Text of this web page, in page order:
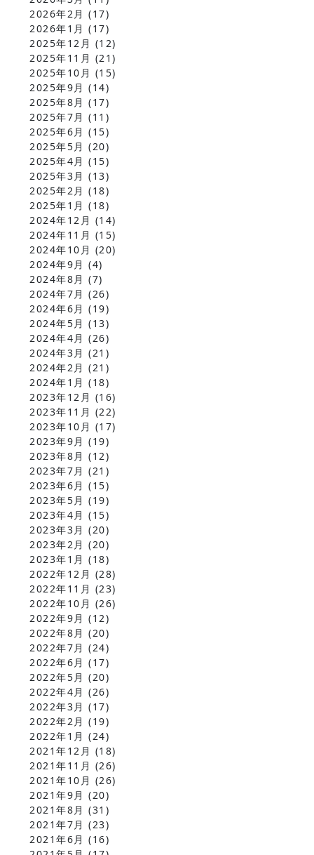
2026年2月 (17)
2026年1月 (17)
2025年12月 (12)
2025年11月 (21)
2025年10月 (15)
2025年9月 (14)
2025年8月 (17)
2025年7月 (11)
2025年6月 (15)
2025年5月 (20)
2025年4月 (15)
2025年3月 (13)
2025年2月 (18)
2025年1月 (18)
2024年12月 (14)
2024年11月 (15)
2024年10月 (20)
2024年9月 (4)
2024年8月 (7)
2024年7月 (26)
2024年6月 (19)
2024年5月 (13)
2024年4月 (26)
2024年3月 (21)
2024年2月 (21)
2024年1月 (18)
2023年12月 (16)
2023年11月 (22)
2023年10月 (17)
2023年9月 (19)
2023年8月 (12)
2023年7月 (21)
2023年6月 (15)
2023年5月 (19)
2023年4月 (15)
2023年3月 (20)
2023年2月 (20)
2023年1月 (18)
2022年12月 (28)
2022年11月 (23)
2022年10月 (26)
2022年9月 (12)
2022年8月 (20)
2022年7月 (24)
2022年6月 (17)
2022年5月 (20)
2022年4月 (26)
2022年3月 (17)
2022年2月 (19)
2022年1月 (24)
2021年12月 (18)
2021年11月 (26)
2021年10月 (26)
2021年9月 (20)
2021年8月 (31)
2021年7月 (23)
2021年6月 (16)